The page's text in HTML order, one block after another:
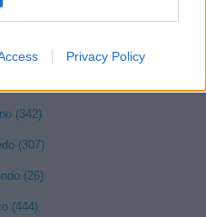
Privacy Policy
(819)
(40)
(342)
(307)
(26)
(444)